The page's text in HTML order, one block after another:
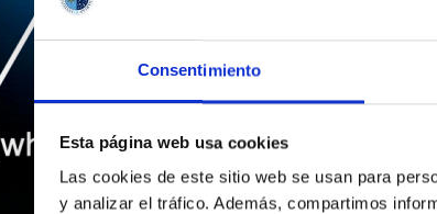
Consentimiento
Esta página web usa cookies
Las cookies de este sitio web se usan para
y analizar el tráfico. Además, compartimos